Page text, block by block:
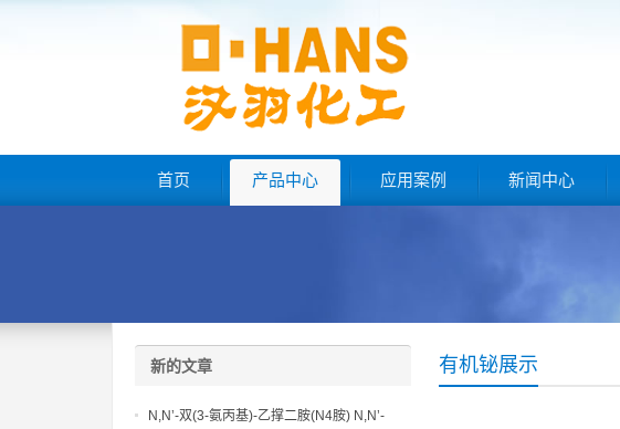
首页 产品中心 应用案例 新闻中心
有机铋展示
新的文章
N,N’-双(3-氨丙基)-乙撑二胺(N4胺) N,N’-